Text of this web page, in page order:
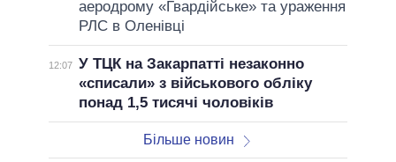
аеродрому «Гвардійське» та ураження
РЛС в Оленівці
12:07 У ТЦК на Закарпатті незаконно
«списали» з військового обліку
понад 1,5 тисячі чоловіків
Більше новин